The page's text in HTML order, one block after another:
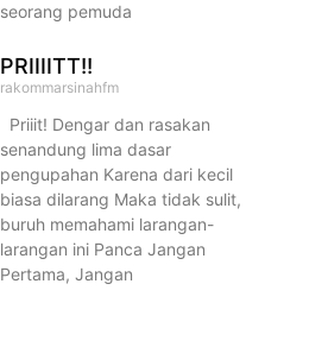
seorang pemuda
PRIIIITT!!
rakommarsinahfm
Priiit! Dengar dan rasakan
senandung lima dasar
pengupahan Karena dari kecil
biasa dilarang Maka tidak sulit,
buruh memahami larangan-
larangan ini Panca Jangan
Pertama, Jangan